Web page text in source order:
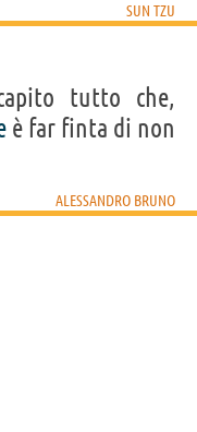
SUN TZU
tutto che,
è far finta di non
ALESSANDRO BRUNO